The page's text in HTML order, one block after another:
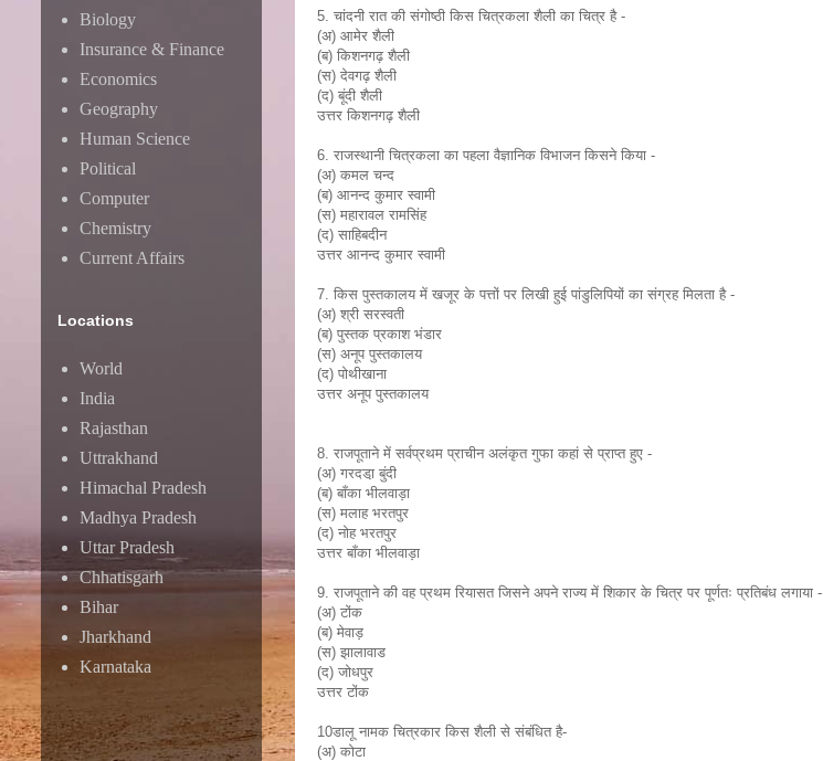
5. चांदनी रात की संगोष्ठी किस चित्रकला शैली का चित्र है -
(अ) आमेर शैली
(ब) किशनगढ़ शैली
(स) देवगढ़ शैली
(द) बूंदी शैली
उत्तर किशनगढ़ शैली
6. राजस्थानी चित्रकला का पहला वैज्ञानिक विभाजन किसने किया -
(अ) कमल चन्द
(ब) आनन्द कुमार स्वामी
(स) महारावल रामसिंह
(द) साहिबदीन
उत्तर आनन्द कुमार स्वामी
7. किस पुस्तकालय में खजूर के पत्तों पर लिखी हुई पांडुलिपियों का संग्रह मिलता है -
(अ) श्री सरस्वती
(ब) पुस्तक प्रकाश भंडार
(स) अनूप पुस्तकालय
(द) पोथीखाना
उत्तर अनूप पुस्तकालय
8. राजपूताने में सर्वप्रथम प्राचीन अलंकृत गुफा कहां से प्राप्त हुए -
(अ) गरदडा़ बुंदी
(ब) बाँका भीलवाड़ा
(स) मलाह भरतपुर
(द) नोह भरतपुर
उत्तर बाँका भीलवाड़ा
9. राजपूताने की वह प्रथम रियासत जिसने अपने राज्य में शिकार के चित्र पर पूर्णतः प्रतिबंध लगाया -
(अ) टोंक
(ब) मेवाड़
(स) झालावाड
(द) जोधपुर
उत्तर टोंक
10डालू नामक चित्रकार किस शैली से संबंधित है-
(अ) कोटा
Biology
Insurance & Finance
Economics
Geography
Human Science
Political
Computer
Chemistry
Current Affairs
Locations
World
India
Rajasthan
Uttrakhand
Himachal Pradesh
Madhya Pradesh
Uttar Pradesh
Chhatisgarh
Bihar
Jharkhand
Karnataka